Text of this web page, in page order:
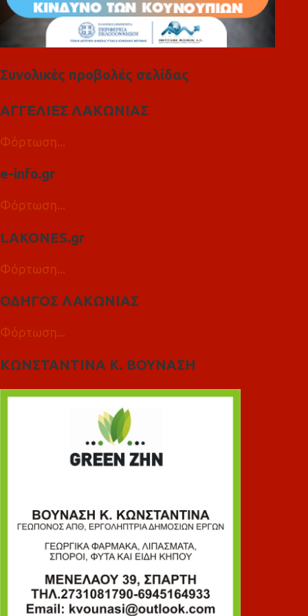
Συνολικές προβολές σελίδας
ΑΓΓΕΛΙΕΣ ΛΑΚΩΝΙΑΣ
Φόρτωση...
e-info.gr
Φόρτωση...
LAKONES.gr
Φόρτωση...
ΟΔΗΓΟΣ ΛΑΚΩΝΙΑΣ
Φόρτωση...
ΚΩΝΣΤΑΝΤΙΝΑ Κ. ΒΟΥΝΑΣΗ